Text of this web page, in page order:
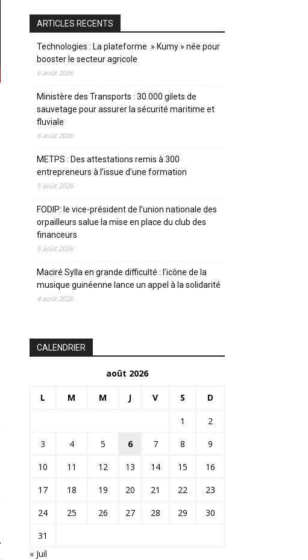
ARTICLES RECENTS
Technologies : La plateforme » Kumy » née pour
booster le secteur agricole
6 août 2026
Ministère des Transports : 30.000 gilets de
sauvetage pour assurer la sécurité maritime et
fluviale
6 août 2026
METPS : Des attestations remis à 300
entrepreneurs à l’issue d’une formation
5 août 2026
FODIP: le vice-président de l’union nationale des
orpailleurs salue la mise en place du club des
financeurs
5 août 2026
Maciré Sylla en grande difficulté : l’icône de la
musique guinéenne lance un appel à la solidarité
4 août 2026
CALENDRIER
août 2026
L M M J V S D
1
2
3
4 5 6 7 8
9
10
11 12 13 14 15
16
17
18 19 20 21 22
23
24
25 26 27 28 29
30
31
« Juil